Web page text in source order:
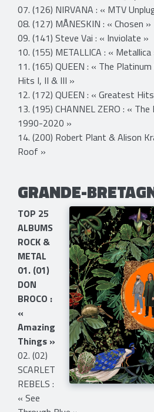
07. (126) NIRVANA : « MTV
08. (127) MÅNESKIN : « Chosen »
09. (141) Steve Vai : « Inviolate »
10. (155) METALLICA : « Metallica
11. (165) QUEEN : « The
Hits I, II & III »
12. (172) QUEEN : « Greatest
13. (195) CHANNEL ZERO : «
1990-2020 »
14. (200) Robert Plant & Alison
Roof »
GRANDE-
TOP 25
ALBUMS
ROCK &
METAL
01. (01)
DON
BROCO :
«
Amazing
Things »
02. (02)
SCARLET
REBELS :
« See